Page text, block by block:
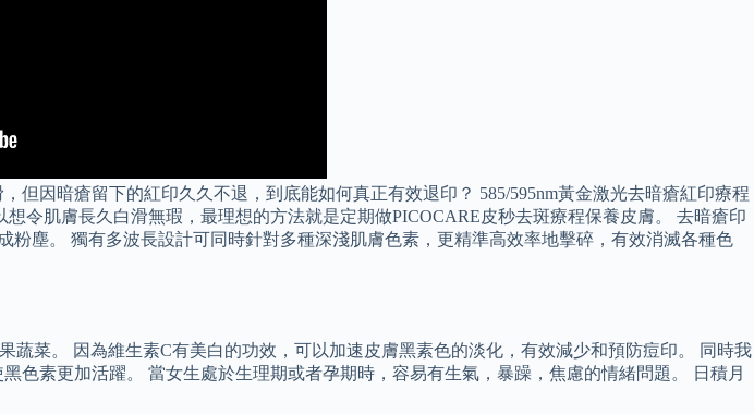
因暗瘡留下的紅印久久不退，到底能如何真正有效退印？ 585/595nm黃金激光去暗瘡紅印療程
令肌膚長久白滑無瑕，最理想的方法就是定期做PICOCARE皮秒去斑療程保養皮膚。 去暗瘡印
塵。 獨有多波長設計可同時針對多種深淺肌膚色素，更精準高效率地擊碎，有效消滅各種色
菜。 因為維生素C有美白的功效，可以加速皮膚黑素色的淡化，有效減少和預防痘印。 同時我
素更加活躍。 當女生處於生理期或者孕期時，容易有生氣，暴躁，焦慮的情緒問題。 日積月